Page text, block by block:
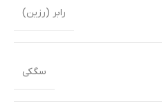
رابر (رزین)
سگکی